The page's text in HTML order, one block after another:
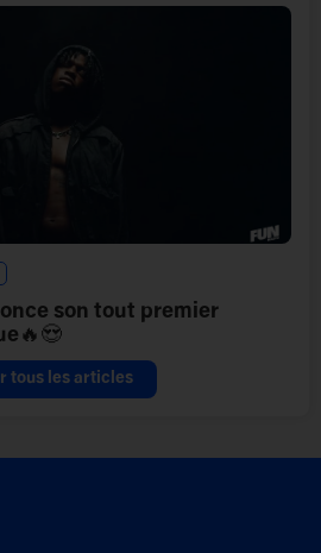
son tout premier
tous les articles